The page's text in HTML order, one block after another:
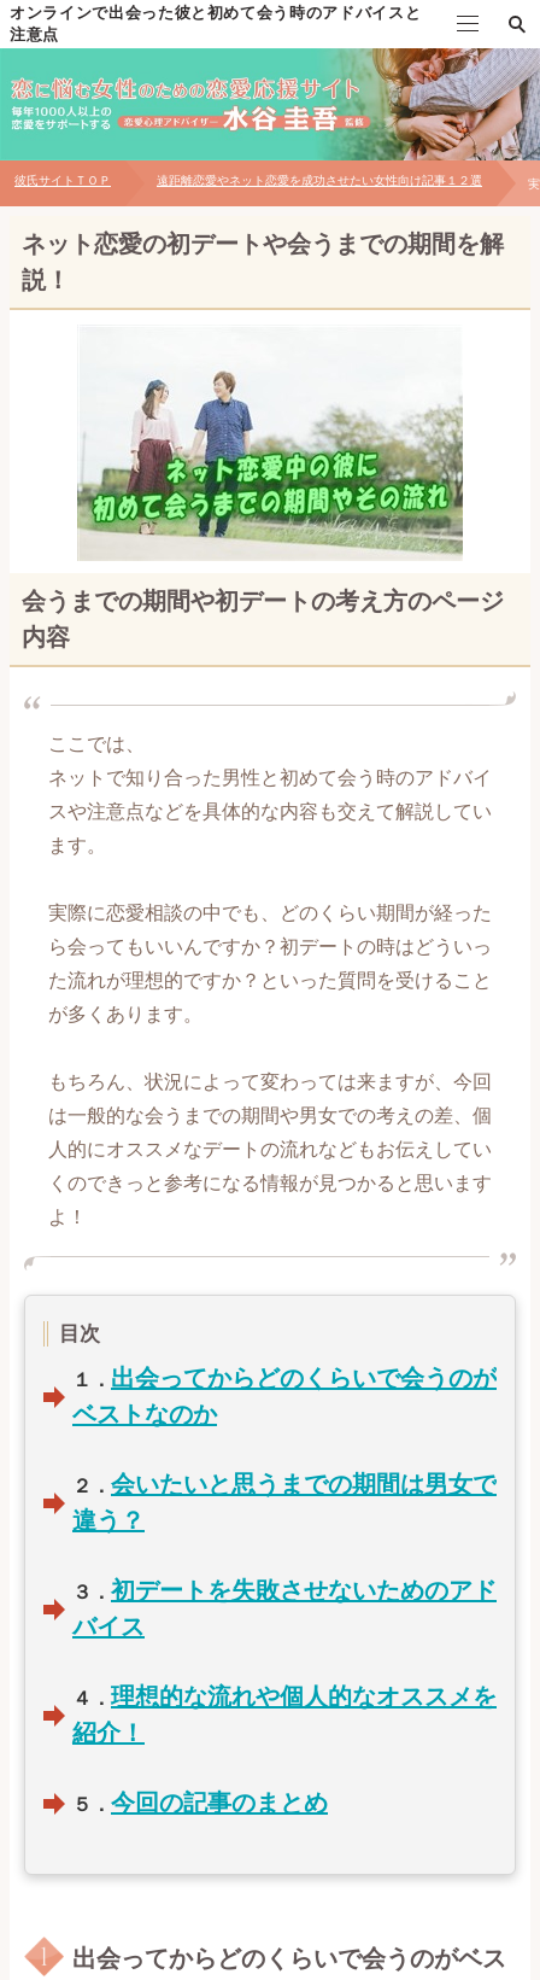
オンラインで出会った彼と初めて会う時のアドバイスと
注意点
TOP
個別恋愛相談について
対面相談について
【無料プレゼント】男性心理の見極め方マニュアル
恋愛メール講座～自分磨き・出会い編～
恋愛メール講座～片思い・告白編～
恋愛メール講座～復縁編～
【男性心理編】記事一覧
【自分磨き編】記事一覧
【出会い編】記事一覧
【告白編】記事一覧
【付き合い始め編】記事一覧
【喧嘩、倦怠期編】記事一覧
【別れ、失恋編】記事一覧
【誰にも言えない恋愛編】記事一覧
【マッチングアプリ攻略編】記事一覧
彼氏サイトＴＯＰ 遠距離恋愛やネット恋愛を成功させたい女性向け記事１２選
ネット恋愛の初デートや会うまでの期間を解
説！
会うまでの期間や初デートの考え方のページ
内容
ここでは、
ネットで知り合った男性と初めて会う時のアドバイ
スや注意点などを具体的な内容も交えて解説してい
ます。
実際に恋愛相談の中でも、どのくらい期間が経った
ら会ってもいいんですか？初デートの時はどういっ
た流れが理想的ですか？といった質問を受けること
が多くあります。
もちろん、状況によって変わっては来ますが、今回
は一般的な会うまでの期間や男女での考えの差、個
人的にオススメなデートの流れなどもお伝えしてい
くのできっと参考になる情報が見つかると思います
よ！
目次
１． 出会ってからどのくらいで会うのが
ベストなのか
２． 会いたいと思うまでの期間は男女で
違う？
３． 初デートを失敗させないためのアド
バイス
４． 理想的な流れや個人的なオススメを
紹介！
５． 今回の記事のまとめ
出会ってからどのくらいで会うのがベス